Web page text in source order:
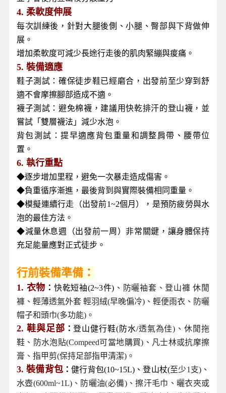
4. 柔軟度伸展
每次訓練後，針對大腿後側、小腿、臀部與下背做伸
展。
增加柔軟度可減少長途行走後的肌肉緊繃與痠痛。
5. 裝備適應
鞋子測試：確保徒步鞋已經磨合，出發前至少穿到舒
適不會摩擦腳部造成不適。
襪子測試：避免棉襪，建議用快乾排汗的登山襪，並
嘗試「雙層襪法」減少水泡。
背包測試：提早適應背包重量和調整肩帶、腰帶位
置。
6. 執行重點
◆逐步增加里程，避免一次暴走造成傷害。
◆負重循序漸進，最後背到與實際裝備相同重量。
◆模擬連續行走（出發前1~2個月），是預防疲勞與水
泡的最佳方法。
◆減量休息週（出發前一周）非常關鍵，讓身體保持
充足能量應對正式徒步。
行前裝備準備：
1. 衣物 ： 快乾短袖(2~3件) 、防曬袖套、登山褲 休閒
褲、輕薄透氣外套 輕羽絨(早晚偏冷)、輕便雨衣、防曬
帽子和頭巾(多功能)。
2. 鞋與足部 ：登山健行鞋(防水/透氣為佳)、休閒拖
鞋、防水泡貼(Compeed可當地購買)、凡士林或抗摩擦
膏、指甲剪(保持足部指甲清潔)。
3. 裝備背包：健行背包(10~15L)、登山杖(至少1支)、
水壺(600ml~1L)、防曬油(必備)、擦汗毛巾、曬衣夾或